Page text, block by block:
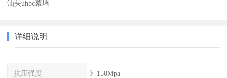
汕头uhpc幕墙
详细说明
抗压强度 》150Mpa